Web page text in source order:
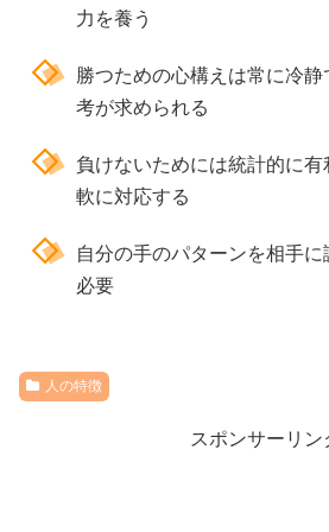
力を養う
勝つための心構えは常に冷
考が求められる
負けないためには統計的に
軟に対応する
自分の手のパターンを相手
必要
人の特徴
スポンサーリン